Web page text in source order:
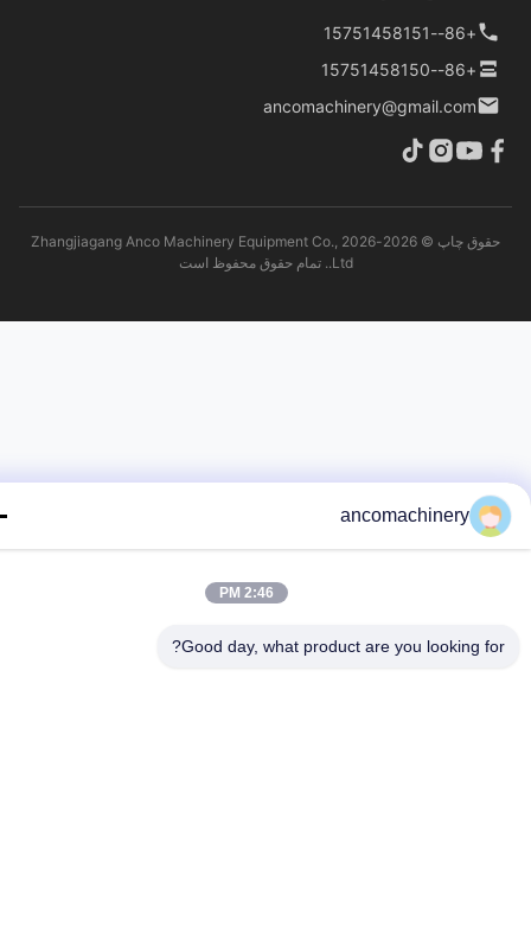
ancomachinery@gmail.com
حقوق چاپ © 2026-2026 Zhangjiagang Anco Machinery Equipment Co.,
ancomachinery
2:46 PM
Good day, what product are you looking